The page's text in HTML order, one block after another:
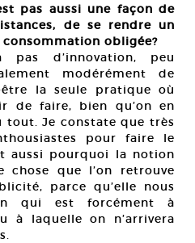
pas aussi une façon de
de se rendre un
obligée?
pas d’innovation, peu
modérément de
la seule pratique où
de faire, bien qu’on en
tout. Je constate que très
pour faire le
aussi pourquoi la notion
que l’on retrouve
parce qu’elle nous
qui est forcément à
à laquelle on n’arrivera